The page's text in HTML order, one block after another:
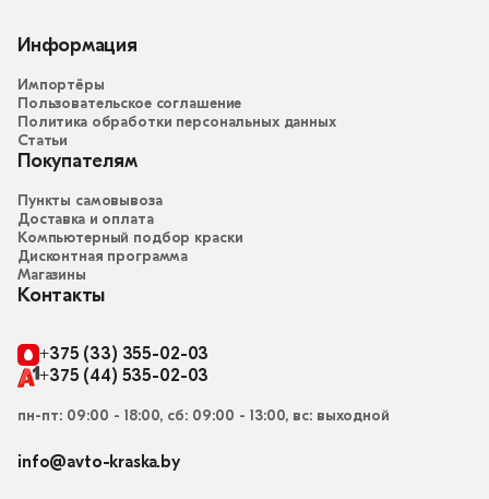
Информация
Импортёры
Пользовательское соглашение
Политика обработки персональных данных
Статьи
Покупателям
Пункты самовывоза
Доставка и оплата
Компьютерный подбор краски
Дисконтная программа
Магазины
Контакты
+375 (33) 355-02-03
+375 (44) 535-02-03
пн-пт: 09:00 - 18:00, сб: 09:00 - 13:00, вс: выходной
info@avto-kraska.by